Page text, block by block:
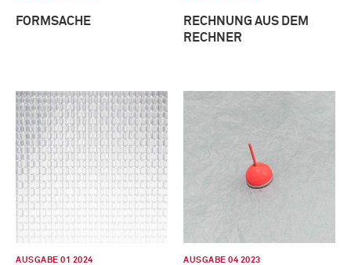
FORMSACHE
RECHNUNG AUS DEM
RECHNER
AUSGABE 01 2024 AUSGABE 04 2023